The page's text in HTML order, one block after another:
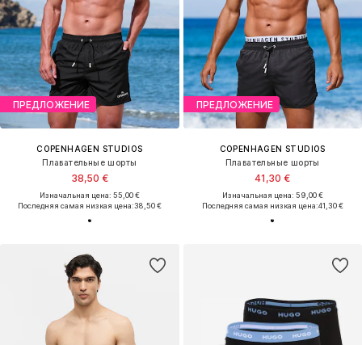
ПРЕДЛОЖЕНИЕ
COPENHAGEN STUDIOS
Плавательные шорты
38,50 €
Изначальная цена: 55,00 €
Последняя самая низкая цена:38,50 €
ПРЕДЛОЖЕНИЕ
COPENHAGEN STUDIOS
Плавательные шорты
41,30 €
Изначальная цена: 59,00 €
Последняя самая низкая цена:41,30 €